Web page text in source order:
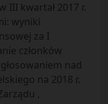
III kwartał 2017 r.
wyniki
za I
członków
nad
na 2018 r.
,